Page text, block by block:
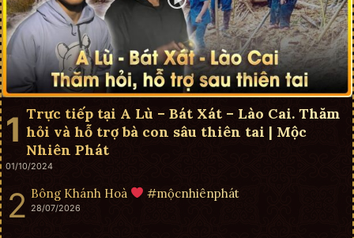
Trực tiếp tại A Lù – Bát Xát – Lào Cai. Thăm
hỏi và hỗ trợ bà con sâu thiên tai | Mộc
Nhiên Phát
01/10/2024
Bông Khánh Hoà #mộcnhiênphát
28/07/2026